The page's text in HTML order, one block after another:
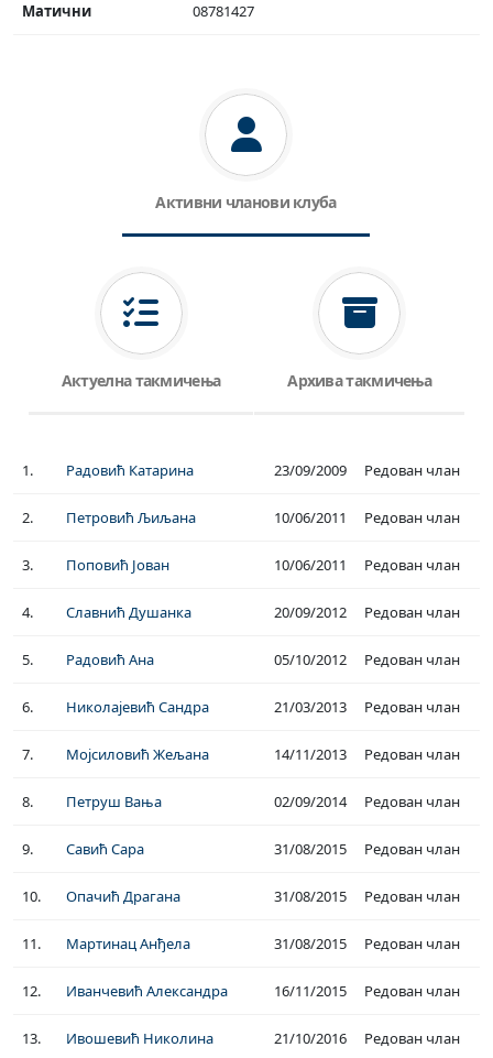
Матични 08781427
Активни чланови клуба
Актуелна такмичења Архива такмичења
1. Радовић Катарина 23/09/2009 Редован члан
2. Петровић Љиљана 10/06/2011 Редован члан
3. Поповић Јован 10/06/2011 Редован члан
4. Славнић Душанка 20/09/2012 Редован члан
5. Радовић Ана 05/10/2012 Редован члан
6. Николајевић Сандра 21/03/2013 Редован члан
7. Мојсиловић Жељана 14/11/2013 Редован члан
8. Петруш Вања 02/09/2014 Редован члан
9. Савић Сара 31/08/2015 Редован члан
10. Опачић Драгана 31/08/2015 Редован члан
11. Мартинац Анђела 31/08/2015 Редован члан
12. Иванчевић Александра 16/11/2015 Редован члан
13. Ивошевић Николина 21/10/2016 Редован члан